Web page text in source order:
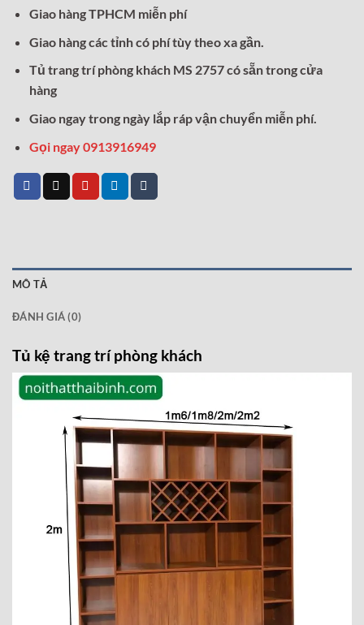
Giao hàng TPHCM miễn phí
Giao hàng các tỉnh có phí tùy theo xa gần.
Tủ trang trí phòng khách MS 2757 có sẵn trong cửa
hàng
Giao ngay trong ngày lắp ráp vận chuyển miễn phí.
Gọi ngay 0913916949
MÔ TẢ
ĐÁNH GIÁ (0)
Tủ kệ trang trí phòng khách